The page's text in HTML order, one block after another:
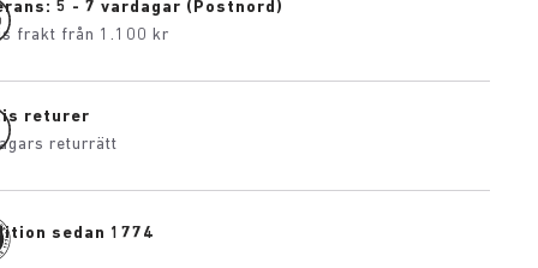
5 - 7 vardagar (Postnord)
frakt från 1.100 kr
returer
returrätt
sedan 1774